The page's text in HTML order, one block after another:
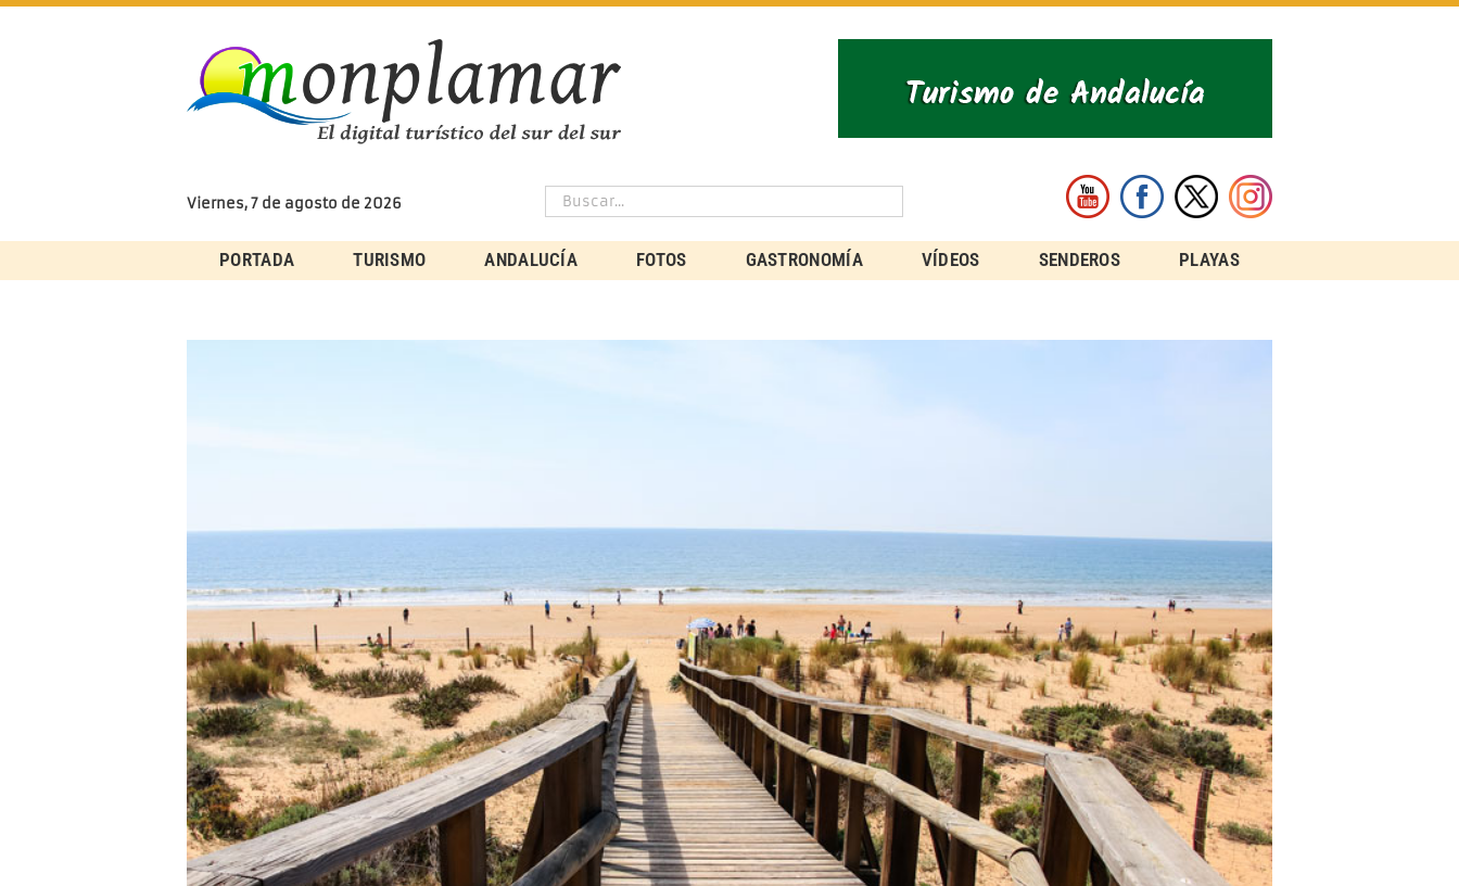
Skip
Viernes, 7 de agosto de 2026
PORTADA TURISMO ANDALUCÍA FOTOS GASTRONOMÍA VÍDEOS SENDEROS PLAYAS